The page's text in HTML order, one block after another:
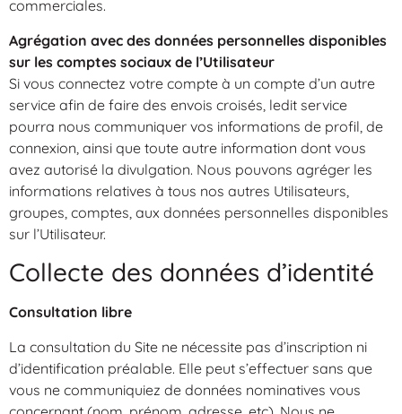
commerciales.
Agrégation avec des données personnelles disponibles
sur les comptes sociaux de l’Utilisateur
Si vous connectez votre compte à un compte d’un autre
service afin de faire des envois croisés, ledit service
pourra nous communiquer vos informations de profil, de
connexion, ainsi que toute autre information dont vous
avez autorisé la divulgation. Nous pouvons agréger les
informations relatives à tous nos autres Utilisateurs,
groupes, comptes, aux données personnelles disponibles
sur l’Utilisateur.
Collecte des données d’identité
Consultation libre
La consultation du Site ne nécessite pas d’inscription ni
d’identification préalable. Elle peut s’effectuer sans que
vous ne communiquiez de données nominatives vous